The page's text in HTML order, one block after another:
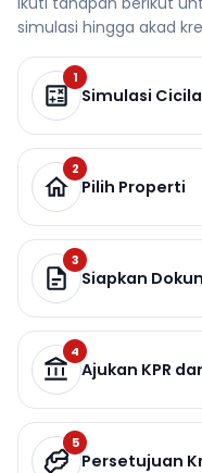
simulasi hingga akad
1
Simulasi
2
Pilih Properti
3
Siapkan
4
Ajukan KPR
5
Persetujuan